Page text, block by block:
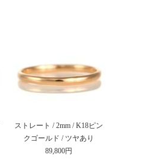
ストレート / 2mm / K18ピン
クゴールド / ツヤあり
89,800円